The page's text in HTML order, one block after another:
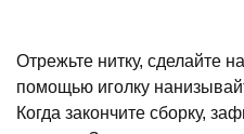
Отрежьте нитку, сделайте
помощью иголку
Когда закончите сборку,